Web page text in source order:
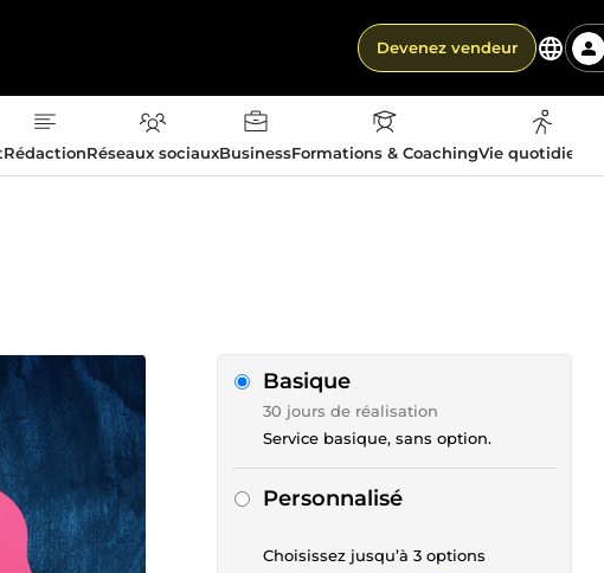
Devenez vendeur
RédactionRéseaux sociauxBusinessFormations & CoachingVie
Basique
30 jours de réalisation
Service basique, sans option.
Personnalisé
Choisissez jusqu’à 3 options